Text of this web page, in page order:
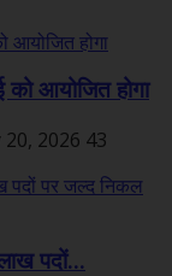
आयोजित होगा
20, 2026 43
पदों...